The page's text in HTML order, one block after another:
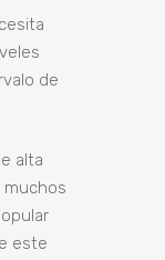
de
alta
muchos
este